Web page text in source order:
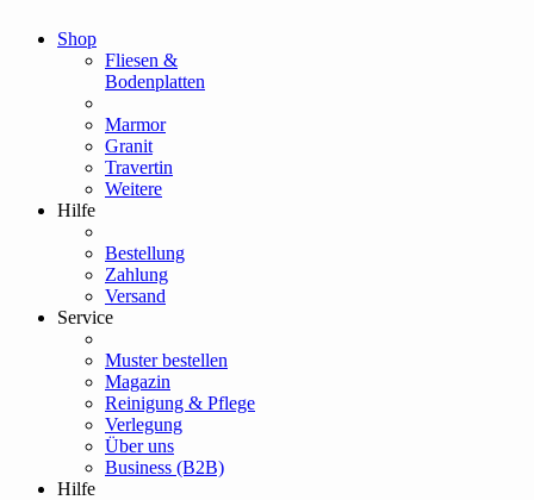
Shop
Fliesen &
Bodenplatten
Marmor
Granit
Travertin
Weitere
Hilfe
Bestellung
Zahlung
Versand
Service
Muster bestellen
Magazin
Reinigung & Pflege
Verlegung
Über uns
Business (B2B)
Hilfe